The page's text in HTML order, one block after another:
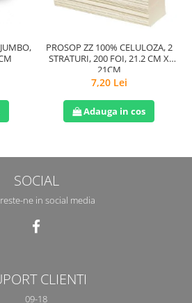
PROSOP ZZ 100% CELULOZA, 2
STRATURI, 200 FOI, 21.2 CM X
21CM
7,20 Lei
Adauga in cos
SOCIAL
ne in social media
CLIENTI
09-18